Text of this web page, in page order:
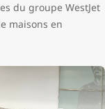
du groupe WestJet
maisons en